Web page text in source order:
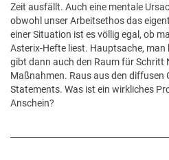
Zeit ausfällt. Auch eine mentale
obwohl unser Arbeitsethos das
einer Situation ist es völlig egal, ob
Asterix-Hefte liest. Hauptsache,
gibt dann auch den Raum für Schritt
Maßnahmen. Raus aus den diffusen
Statements. Was ist ein wirkliches
Anschein?